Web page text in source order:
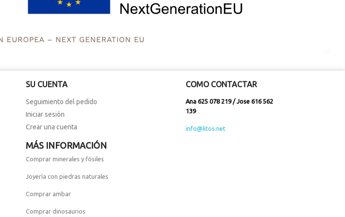
SU CUENTA
Seguimiento del pedido
Iniciar sesión
Crear una cuenta
COMO CONTACTAR
Ana 625 078 219 / Jose 616 562
139
info@litos.net
MÁS INFORMACIÓN
Comprar minerales y fósiles
Joyería con piedras naturales
Comprar ambar
Comprar dinosaurios